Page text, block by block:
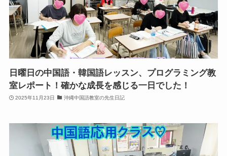
日曜日の中国語・韓国語レッスン、プログラミング教
室レポート！確かな成長を感じる一日でした！
2025年11月23日 沖縄中国語教室の先生日記